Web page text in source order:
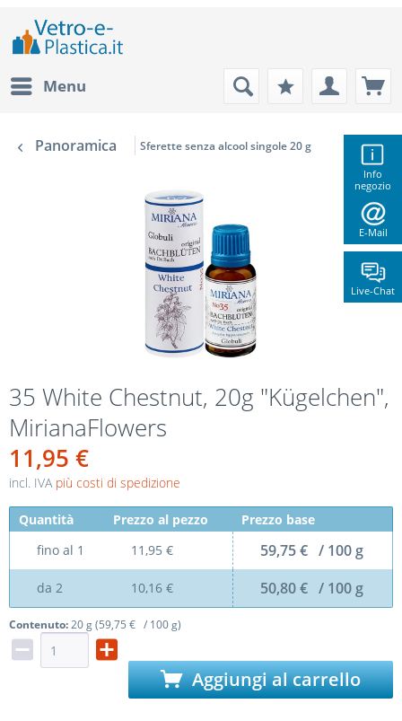
Info
negozio
E-Mail
Live-Chat
Menu
Panoramica Sferette senza alcool singole 20 g
35 White Chestnut, 20g "Kügelchen",
MirianaFlowers
11,95 €
incl. IVA più costi di spedizione
Quantità Prezzo al pezzo
Prezzo base
fino al 1 11,95 € 59,75 € / 100 g
da 2 10,16 € 50,80 € / 100 g
Contenuto:20 g (59,75 € / 100 g)
Aggiungi al carrello